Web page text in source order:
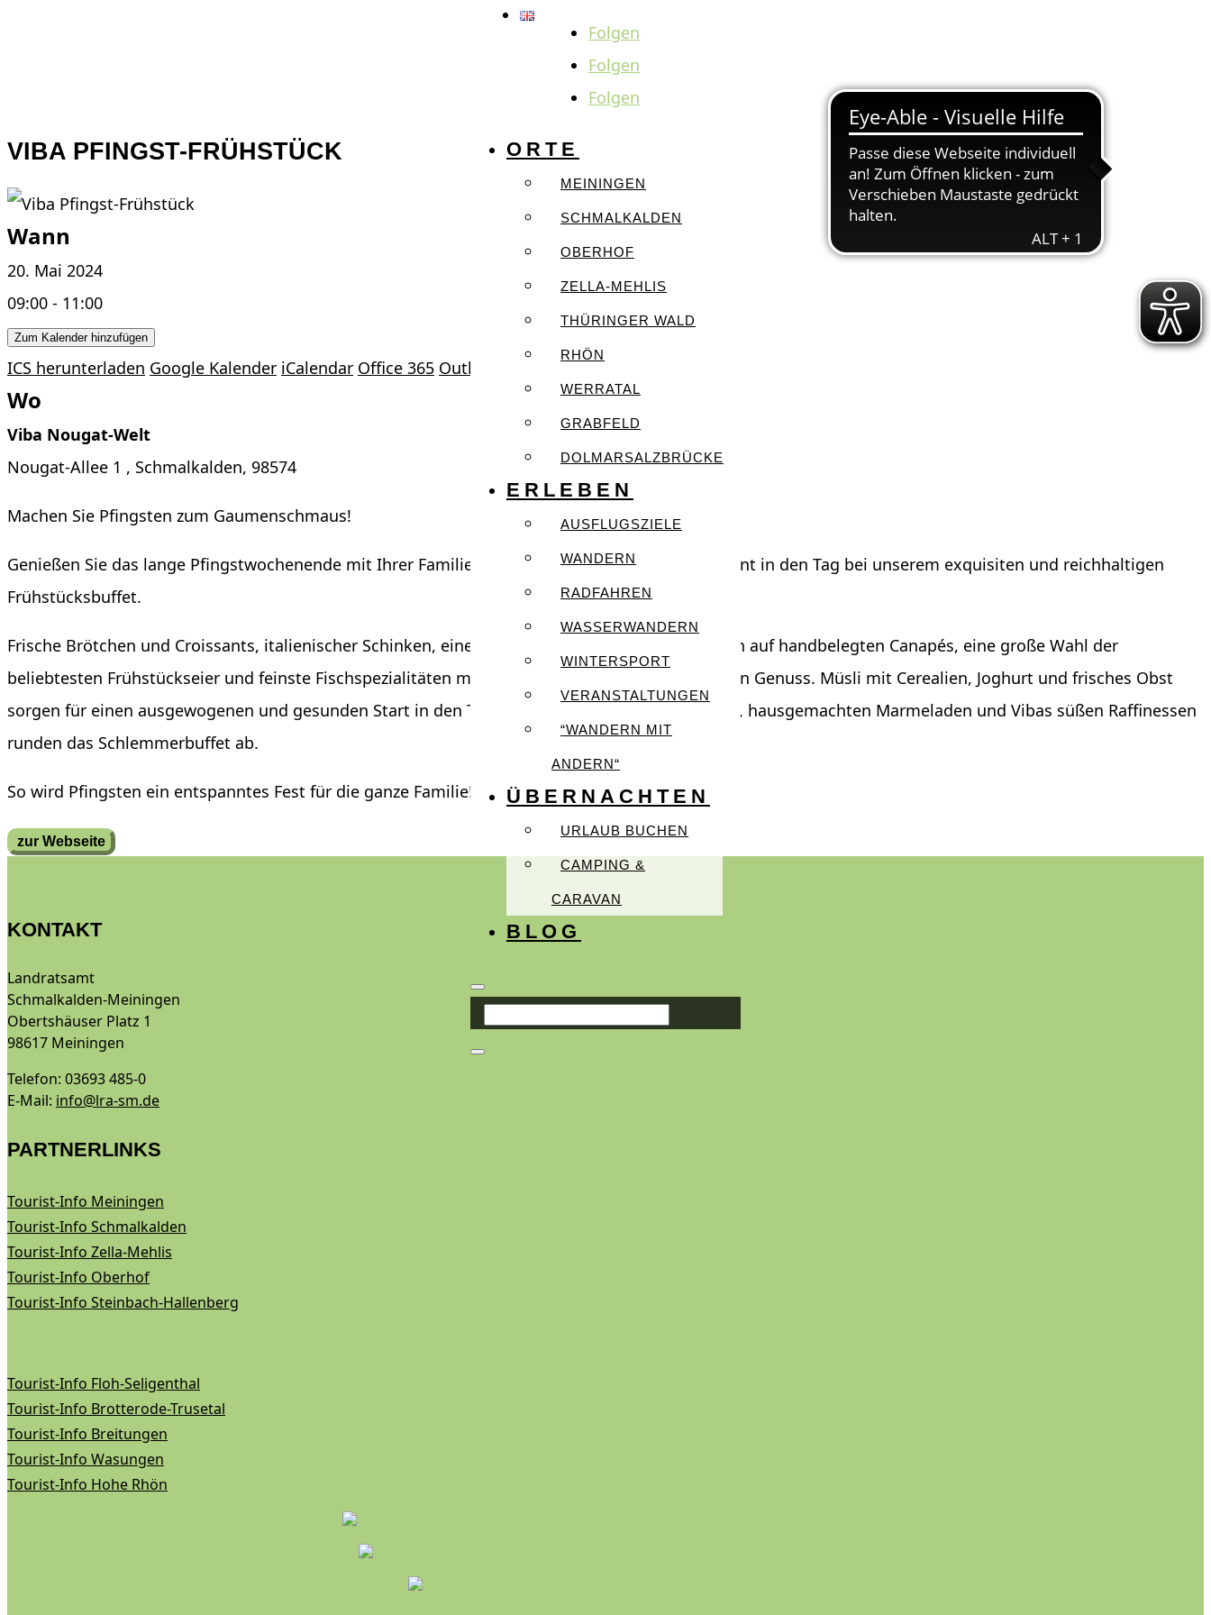
Folgen
Folgen
Folgen
ORTE
MEININGEN
SCHMALKALDEN
OBERHOF
ZELLA-MEHLIS
THÜRINGER WALD
RHÖN
WERRATAL
GRABFELD
DOLMARSALZBRÜCKE
ERLEBEN
AUSFLUGSZIELE
WANDERN
RADFAHREN
WASSERWANDERN
WINTERSPORT
VERANSTALTUNGEN
“WANDERN MIT
ANDERN“
ÜBERNACHTEN
URLAUB BUCHEN
CAMPING &
CARAVAN
BLOG
VIBA PFINGST-FRÜHSTÜCK
Wann
20. Mai 2024
09:00 - 11:00
Zum Kalender hinzufügen
ICS herunterladen Google Kalender iCalendar Office 365 Outlook Live
Wo
Viba Nougat-Welt
Nougat-Allee 1 , Schmalkalden, 98574
Machen Sie Pfingsten zum Gaumenschmaus!
Genießen Sie das lange Pfingstwochenende mit Ihrer Familie ausgiebig und starten Sie entspannt in den Tag bei unserem exquisiten und reichhaltigen
Frühstücksbuffet.
Frische Brötchen und Croissants, italienischer Schinken, eine feine Auswahl an Käsedelikatessen auf handbelegten Canapés, eine große Wahl der
beliebtesten Frühstückseier und feinste Fischspezialitäten machen den Morgen zu einem wahren Genuss. Müsli mit Cerealien, Joghurt und frisches Obst
sorgen für einen ausgewogenen und gesunden Start in den Tag. Eine große Auswahl an Salaten, hausgemachten Marmeladen und Vibas süßen Raffinessen
runden das Schlemmerbuffet ab.
So wird Pfingsten ein entspanntes Fest für die ganze Familie!
zur Webseite
KONTAKT
Landratsamt
Schmalkalden-Meiningen
Obertshäuser Platz 1
98617 Meiningen
Telefon: 03693 485-0
E-Mail: info@lra-sm.de
PARTNERLINKS
Tourist-Info Meiningen
Tourist-Info Schmalkalden
Tourist-Info Zella-Mehlis
Tourist-Info Oberhof
Tourist-Info Steinbach-Hallenberg
Tourist-Info Floh-Seligenthal
Tourist-Info Brotterode-Trusetal
Tourist-Info Breitungen
Tourist-Info Wasungen
Tourist-Info Hohe Rhön